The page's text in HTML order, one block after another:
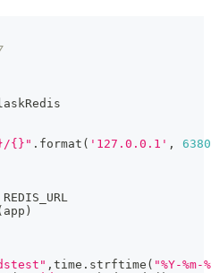
{}" . format ( '127.0.0.1' , 6380
REDIS_URL
app )
, time . strftime ( "%Y-%m-